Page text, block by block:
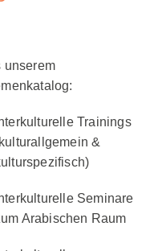
unserem
Trainings
&
Seminare
Arabischen Raum